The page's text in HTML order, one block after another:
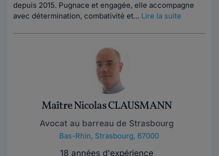
depuis 2015. Pugnace et engagée, elle accompagne
avec détermination, combativité et... Lire la suite
Maître Nicolas CLAUSMANN
Avocat au barreau de Strasbourg
Bas-Rhin, Strasbourg, 67000
18 années d'expérience